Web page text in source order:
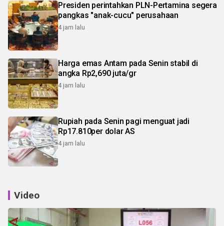
Presiden perintahkan PLN-Pertamina segera
pangkas "anak-cucu" perusahaan
4 jam lalu
Harga emas Antam pada Senin stabil di
angka Rp2,690 juta/gr
4 jam lalu
Rupiah pada Senin pagi menguat jadi
Rp17.810per dolar AS
4 jam lalu
Video